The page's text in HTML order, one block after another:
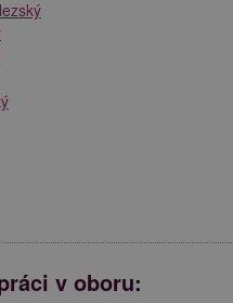
v oboru: